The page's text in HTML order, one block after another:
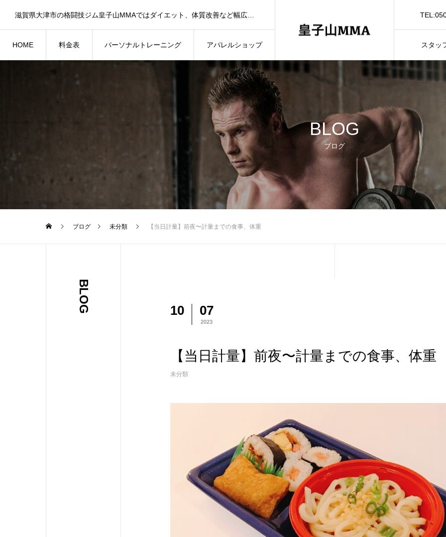
HOME 料金表 パーソナルトレーニング アパレルショップ スタッ
BLOG
ブログ
ブログ 未分類 【当日計量】前夜〜計量までの食事、体重
BLOG 10 07
2023
【当日計量】前夜〜計量までの食事、体重
未分類